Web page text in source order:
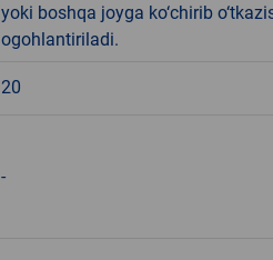
yoki boshqa joyga ko‘chirib
ogohlantiriladi.
20
-